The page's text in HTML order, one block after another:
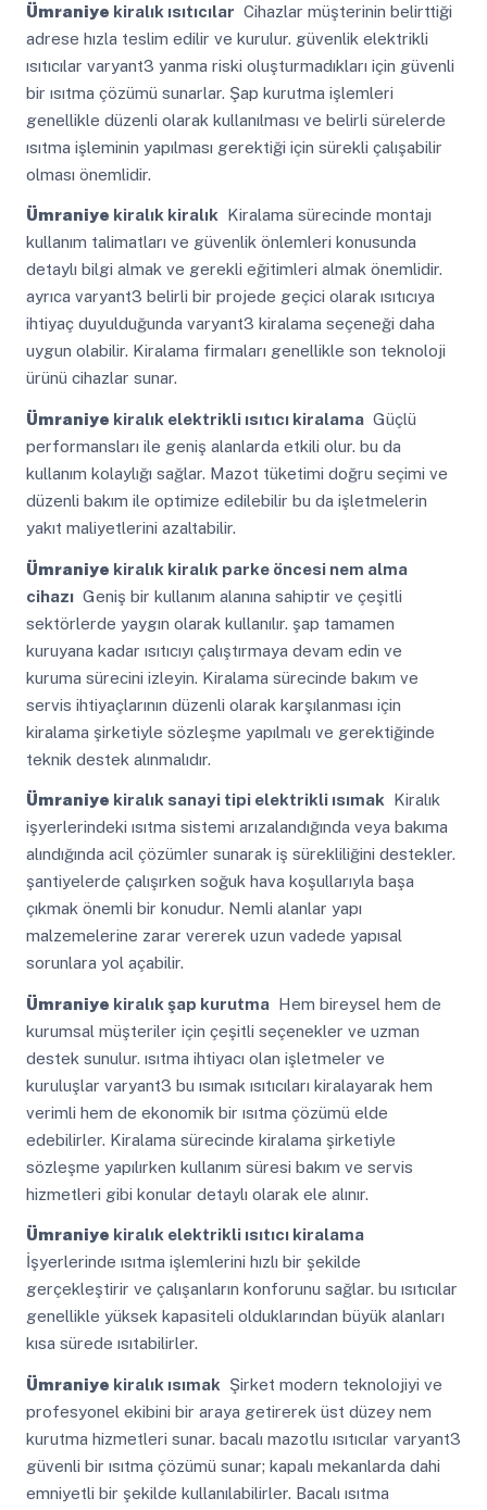
Ümraniye kiralık ısıtıcılar Cihazlar müşterinin belirttiği
adrese hızla teslim edilir ve kurulur. güvenlik elektrikli
ısıtıcılar varyant3 yanma riski oluşturmadıkları için güvenli
bir ısıtma çözümü sunarlar. Şap kurutma işlemleri
genellikle düzenli olarak kullanılması ve belirli sürelerde
ısıtma işleminin yapılması gerektiği için sürekli çalışabilir
olması önemlidir.
Ümraniye kiralık kiralık Kiralama sürecinde montajı
kullanım talimatları ve güvenlik önlemleri konusunda
detaylı bilgi almak ve gerekli eğitimleri almak önemlidir.
ayrıca varyant3 belirli bir projede geçici olarak ısıtıcıya
ihtiyaç duyulduğunda varyant3 kiralama seçeneği daha
uygun olabilir. Kiralama firmaları genellikle son teknoloji
ürünü cihazlar sunar.
Ümraniye kiralık elektrikli ısıtıcı kiralamaGüçlü
performansları ile geniş alanlarda etkili olur. bu da
kullanım kolaylığı sağlar. Mazot tüketimi doğru seçimi ve
düzenli bakım ile optimize edilebilir bu da işletmelerin
yakıt maliyetlerini azaltabilir.
Ümraniye kiralık kiralık parke öncesi nem alma
cihazıGeniş bir kullanım alanına sahiptir ve çeşitli
sektörlerde yaygın olarak kullanılır. şap tamamen
kuruyana kadar ısıtıcıyı çalıştırmaya devam edin ve
kuruma sürecini izleyin. Kiralama sürecinde bakım ve
servis ihtiyaçlarının düzenli olarak karşılanması için
kiralama şirketiyle sözleşme yapılmalı ve gerektiğinde
teknik destek alınmalıdır.
Ümraniye kiralık sanayi tipi elektrikli ısımak Kiralık
işyerlerindeki ısıtma sistemi arızalandığında veya bakıma
alındığında acil çözümler sunarak iş sürekliliğini destekler.
şantiyelerde çalışırken soğuk hava koşullarıyla başa
çıkmak önemli bir konudur. Nemli alanlar yapı
malzemelerine zarar vererek uzun vadede yapısal
sorunlara yol açabilir.
Ümraniye kiralık şap kurutmaHem bireysel hem de
kurumsal müşteriler için çeşitli seçenekler ve uzman
destek sunulur. ısıtma ihtiyacı olan işletmeler ve
kuruluşlar varyant3 bu ısımak ısıtıcıları kiralayarak hem
verimli hem de ekonomik bir ısıtma çözümü elde
edebilirler. Kiralama sürecinde kiralama şirketiyle
sözleşme yapılırken kullanım süresi bakım ve servis
hizmetleri gibi konular detaylı olarak ele alınır.
Ümraniye kiralık elektrikli ısıtıcı kiralama
İşyerlerinde ısıtma işlemlerini hızlı bir şekilde
gerçekleştirir ve çalışanların konforunu sağlar. bu ısıtıcılar
genellikle yüksek kapasiteli olduklarından büyük alanları
kısa sürede ısıtabilirler.
Ümraniye kiralık ısımak Şirket modern teknolojiyi ve
profesyonel ekibini bir araya getirerek üst düzey nem
kurutma hizmetleri sunar. bacalı mazotlu ısıtıcılar varyant3
güvenli bir ısıtma çözümü sunar; kapalı mekanlarda dahi
emniyetli bir şekilde kullanılabilirler. Bacalı ısıtma